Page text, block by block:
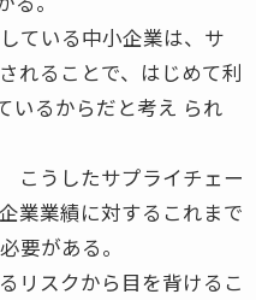
ている中小企業は、サ
れることで、はじめて利
いるからだと考え られ
うしたサプライチェー
業業績に対するこれまで
要がある。
リスクから目を背けるこ